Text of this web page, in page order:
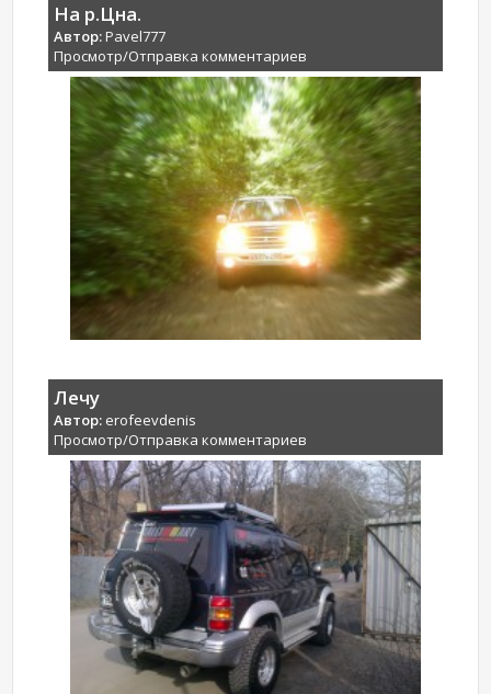
На р.Цна.
Автор:Pavel777
Просмотр/Отправка комментариев
Лечу
Автор: erofeevdenis
Просмотр/Отправка комментариев